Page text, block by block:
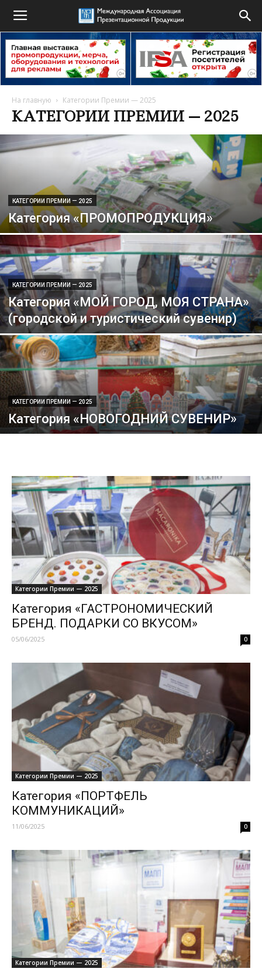
На главную Категории Премии — 2025
КАТЕГОРИИ ПРЕМИИ — 2025
КАТЕГОРИИ ПРЕМИИ — 2025
Категория «ПРОМОПРОДУКЦИЯ»
КАТЕГОРИИ ПРЕМИИ — 2025
Категория «МОЙ ГОРОД, МОЯ СТРАНА»
(городской и туристический сувенир)
КАТЕГОРИИ ПРЕМИИ — 2025
Категория «НОВОГОДНИЙ СУВЕНИР»
Категории Премии — 2025
Категория «ГАСТРОНОМИЧЕСКИЙ
БРЕНД. ПОДАРКИ СО ВКУСОМ»
05/06/2025 0
Категории Премии — 2025
Категория «ПОРТФЕЛЬ
КОММУНИКАЦИЙ»
11/06/2025 0
Категории Премии — 2025